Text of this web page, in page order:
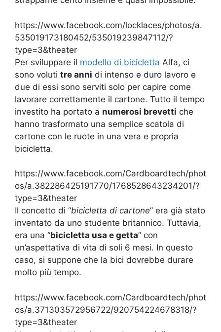
https://www.facebook.com/locklaces/photos/a.
535019173180452/535019239847112/?
type=3&theater
Per sviluppare il modello di bicicletta Alfa, ci
sono voluti tre anni di intenso e duro lavoro e
due di essi sono serviti solo per capire come
lavorare correttamente il cartone. Tutto il tempo
investito ha portato a numerosi brevetti che
hanno trasformato una semplice scatola di
cartone con le ruote in una vera e propria
bicicletta.
https://www.facebook.com/Cardboardtech/phot
os/a.382286425191770/1768528643234201/?
type=3&theater
Il concetto di “bicicletta di cartone” era già stato
inventato da uno studente britannico. Tuttavia,
era una “bicicletta usa e getta” con
un’aspettativa di vita di soli 6 mesi. In questo
caso, si suppone che la bici dovrebbe durare
molto più tempo.
https://www.facebook.com/Cardboardtech/phot
os/a.371303572956722/920754224678318/?
type=3&theater